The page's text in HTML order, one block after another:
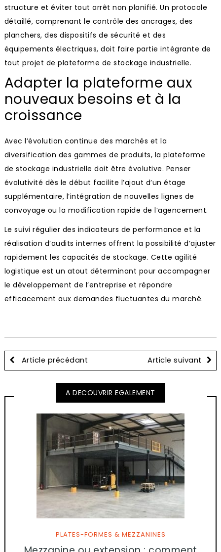
structure et éviter tout arrêt non planifié. Un protocole
détaillé, comprenant le contrôle des ancrages, des
planchers, des dispositifs de sécurité et des
équipements électriques, doit faire partie intégrante de
tout projet de plateforme de stockage industrielle.
Adapter la plateforme aux
nouveaux besoins et à la
croissance
Avec l’évolution continue des marchés et la
diversification des gammes de produits, la plateforme
de stockage industrielle doit être évolutive. Penser
évolutivité dès le début facilite l’ajout d’un étage
supplémentaire, l’intégration de nouvelles lignes de
convoyage ou la modification rapide de l’agencement.
Le suivi régulier des indicateurs de performance et la
réalisation d’audits internes offrent la possibilité d’ajuster
rapidement les capacités de stockage. Cette agilité
logistique est un atout déterminant pour accompagner
le développement de l’entreprise et répondre
efficacement aux demandes fluctuantes du marché.
Article précédant Article suivant
A DECOUVRIR EGALEMENT
PLATES-FORMES & MEZZANINES